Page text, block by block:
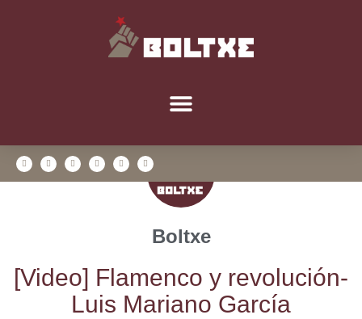
Boltxe
[Video] Fla­men­co y revo­lu­ción-
Luis Mariano García